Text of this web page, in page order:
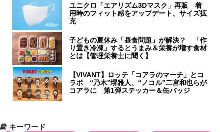
ユニクロ「エアリズム3Dマスク」再販 着
用時のフィット感をアップデート、サイズ拡
充
子どもの夏休み「昼食問題」が解決？ 「作
り置き冷凍」するとうまみ＆栄養が増す食材
とは【管理栄養士に聞く】
【VIVANT】ロッテ「コアラのマーチ」とコ
ラボ “乃木”堺雅人、“ノコル”二宮和也らが
コアラに 第1弾ステッカー＆缶バッジ
キーワード